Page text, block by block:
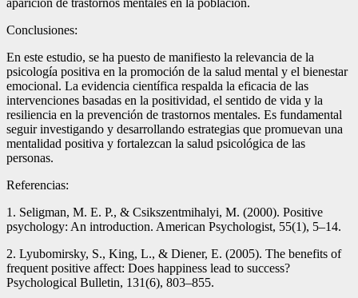
aparición de trastornos mentales en la población.
Conclusiones:
En este estudio, se ha puesto de manifiesto la relevancia de la
psicología positiva en la promoción de la salud mental y el bienestar
emocional. La evidencia científica respalda la eficacia de las
intervenciones basadas en la positividad, el sentido de vida y la
resiliencia en la prevención de trastornos mentales. Es fundamental
seguir investigando y desarrollando estrategias que promuevan una
mentalidad positiva y fortalezcan la salud psicológica de las
personas.
Referencias:
1. Seligman, M. E. P., & Csikszentmihalyi, M. (2000). Positive
psychology: An introduction. American Psychologist, 55(1), 5–14.
2. Lyubomirsky, S., King, L., & Diener, E. (2005). The benefits of
frequent positive affect: Does happiness lead to success?
Psychological Bulletin, 131(6), 803–855.